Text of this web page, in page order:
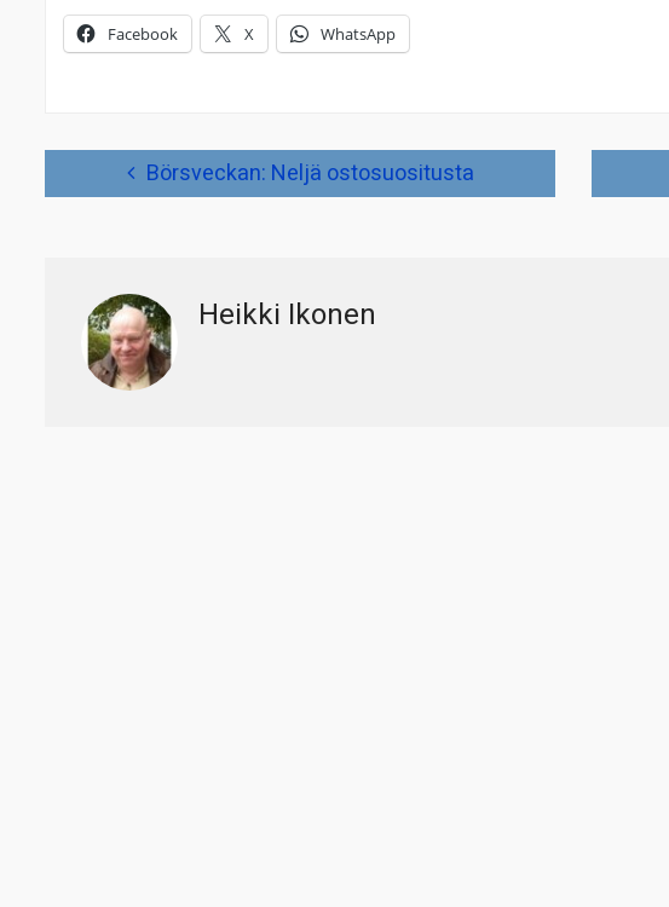
Facebook X WhatsApp
Börsveckan: Neljä ostosuositusta
Heikki Ikonen